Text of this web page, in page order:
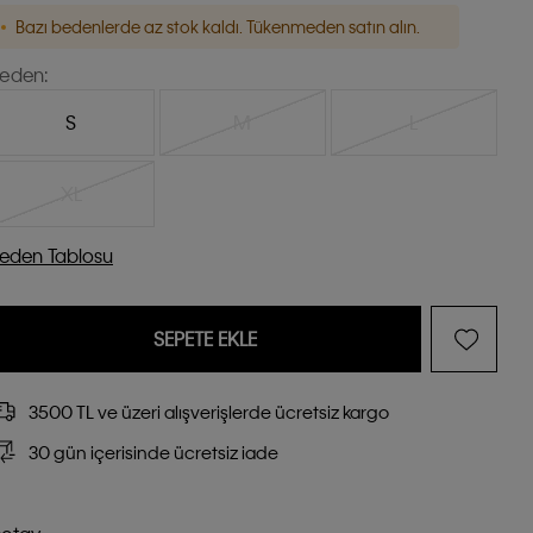
Bazı bedenlerde az stok kaldı. Tükenmeden satın alın.
S
Tablosu
SEPETE EKLE
3500 TL ve üzeri alışverişlerde ücretsiz kargo
30 gün içerisinde ücretsiz iade